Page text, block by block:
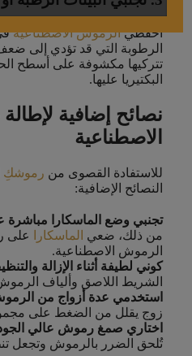
احفظيالرموش الاصطناعية
الرطوبة التي قد تؤدي إلى
تتركيها مكشوفة على أسطح
البكتيريا عليها.
نصائح إضافية
الاصطناعية
للاستفادة القصوى من رموشكِ
النصائح الإضافية:
تجنبي وضع الماسكارا
من ذلك، ضعي الماسكارا
على
الرموش الاصطناعية.
كوني لطيفة أثناء الإزالة
الشريط اللاصق وألياف
استخدمي عدة أزواج من
زوج يقلل من الضغط على
اختاري صمغ رموش عالي
تُلحق الضرر بالرموش وتجعل